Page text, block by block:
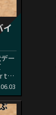
イ
ー
the